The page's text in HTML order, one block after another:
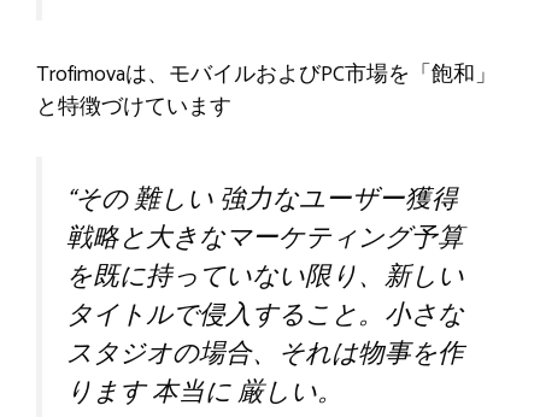
Trofimovaは、モバイルおよびPC市場を「飽和」
と特徴づけています
“その難しい強力なユーザー獲得
戦略と大きなマーケティング予算
を既に持っていない限り、新しい
タイトルで侵入すること。小さな
スタジオの場合、それは物事を作
ります本当に厳しい。